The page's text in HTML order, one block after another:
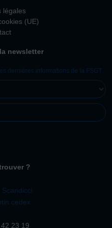
légales
(UE)
newsletter
dernières informations de la FSGT
?
cedex
23 19